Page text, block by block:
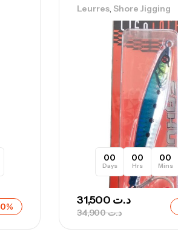
Leurres Shore Jigging
00
Days
00
Hrs
00
Mins
د.ت34,900
د.ت